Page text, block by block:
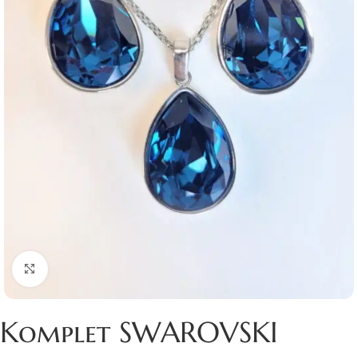
Click to enlarge
Komplet SWAROVSKI